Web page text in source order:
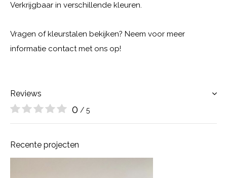
Verkrijgbaar in verschillende kleuren.
Vragen of kleurstalen bekijken? Neem voor meer
informatie contact met ons op!
Reviews
0 / 5
Recente projecten